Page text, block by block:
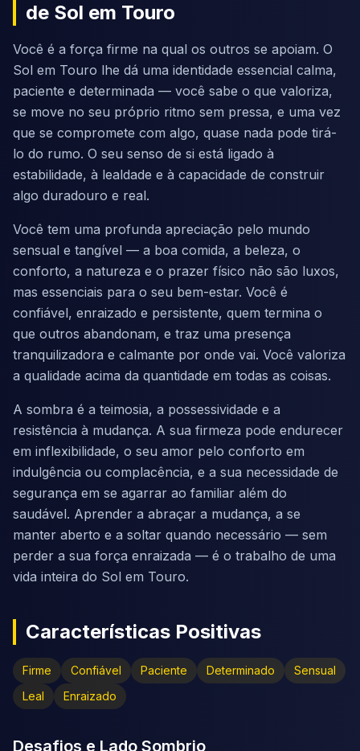
de Sol em Touro
Você é a força firme na qual os outros se apoiam. O
Sol em Touro lhe dá uma identidade essencial calma,
paciente e determinada — você sabe o que valoriza,
se move no seu próprio ritmo sem pressa, e uma vez
que se compromete com algo, quase nada pode tirá-
lo do rumo. O seu senso de si está ligado à
estabilidade, à lealdade e à capacidade de construir
algo duradouro e real.
Você tem uma profunda apreciação pelo mundo
sensual e tangível — a boa comida, a beleza, o
conforto, a natureza e o prazer físico não são luxos,
mas essenciais para o seu bem-estar. Você é
confiável, enraizado e persistente, quem termina o
que outros abandonam, e traz uma presença
tranquilizadora e calmante por onde vai. Você valoriza
a qualidade acima da quantidade em todas as coisas.
A sombra é a teimosia, a possessividade e a
resistência à mudança. A sua firmeza pode endurecer
em inflexibilidade, o seu amor pelo conforto em
indulgência ou complacência, e a sua necessidade de
segurança em se agarrar ao familiar além do
saudável. Aprender a abraçar a mudança, a se
manter aberto e a soltar quando necessário — sem
perder a sua força enraizada — é o trabalho de uma
vida inteira do Sol em Touro.
Características Positivas
Firme Confiável Paciente Determinado
Sensual
Leal
Enraizado
Desafios e Lado Sombrio